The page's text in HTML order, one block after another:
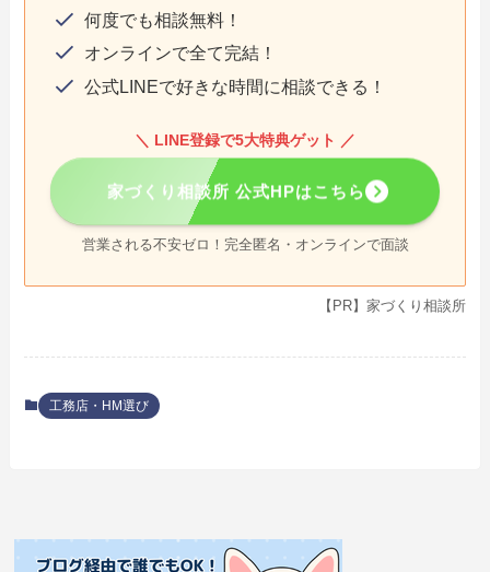
何度でも相談無料！
オンラインで全て完結！
公式LINEで好きな時間に相談できる！
＼ LINE登録で5大特典ゲット ／
家づくり相談所 公式HPはこちら
営業される不安ゼロ！完全匿名・オンラインで面談
【PR】家づくり相談所
工務店・HM選び